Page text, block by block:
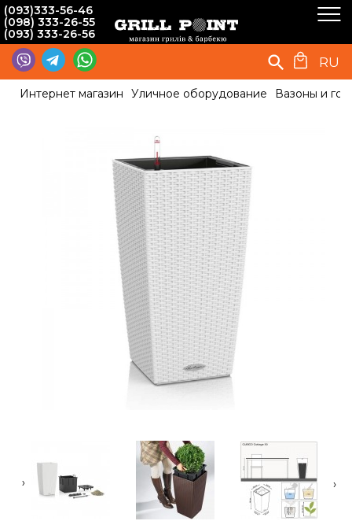
(093)333-56-46
(098) 333-26-55
(093) 333-26-56
RU
Интернет магазин Уличное оборудование Вазоны и
‹ ›